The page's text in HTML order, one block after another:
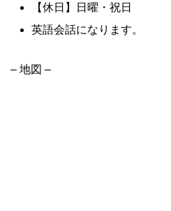
【休日】日曜・祝日
英語会話になります。
– 地図 –